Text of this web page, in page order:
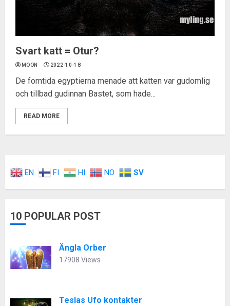
Svart katt = Otur?
MOON 2022-10-18
De forntida egyptierna menade att katten var gudomlig
och tillbad gudinnan Bastet, som hade...
READ MORE
EN FI HI NO SV
10 POPULAR POST
Ängla Orber
17908 Views
Teslas Ufo kontakter